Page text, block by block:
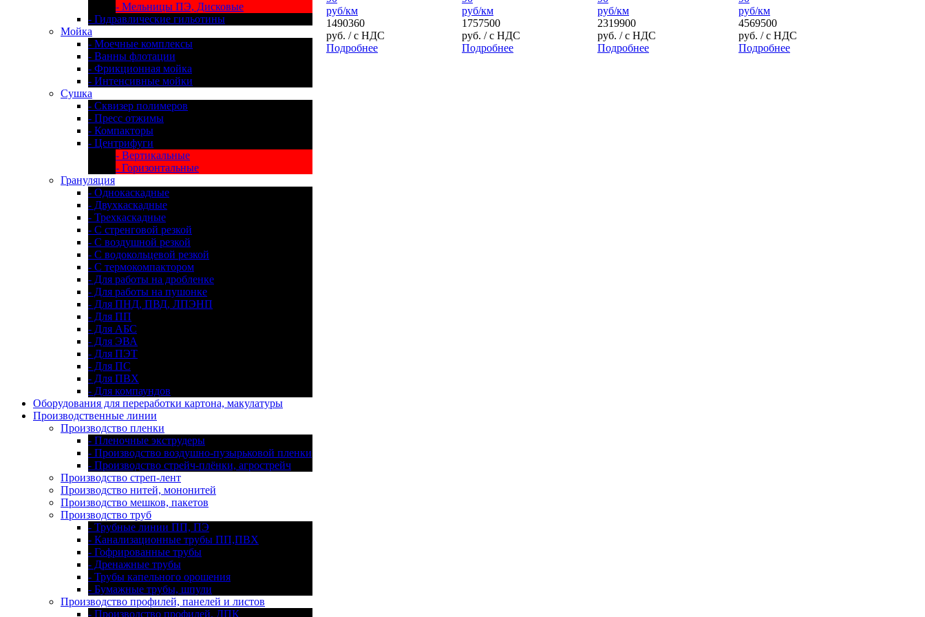
- Мельницы ПЭ, Дисковые
- Гидравлические гильотины
Мойка
- Моечные комплексы
- Ванны флотации
- Фрикционная мойка
- Интенсивные мойки
Сушка
- Сквизер полимеров
- Пресс отжимы
- Компакторы
- Центрифуги
- Вертикальные
- Горизонтальные
Грануляция
- Однокаскадные
- Двухкаскадные
- Трехкаскадные
- С стренговой резкой
- С воздушной резкой
- С водокольцевой резкой
- С термокомпактором
- Для работы на дробленке
- Для работы на пушонке
- Для ПНД, ПВД, ЛПЭНП
- Для ПП
- Для АБС
- Для ЭВА
- Для ПЭТ
- Для ПС
- Для ПВХ
- Для компаундов
Оборудования для переработки картона, макулатуры
Производственные линии
Производство пленки
- Пленочные экструдеры
- Производство воздушно-пузырьковой пленки
- Производство стрейч-плёнки, агрострейч
Производство стреп-лент
Производство нитей, мононитей
Производство мешков, пакетов
Производство труб
- Трубные линии ПП, ПЭ
- Канализационные трубы ПП,ПВХ
- Гофрированные трубы
- Дренажные трубы
- Трубы капельного орошения
- Бумажные трубы, шпули
Производство профилей, панелей и листов
- Производство профилей, ДПК
руб/км
1490360
руб. / с НДС
Подробнее
руб/км
1757500
руб. / с НДС
Подробнее
руб/км
2319900
руб. / с НДС
Подробнее
руб/км
4569500
руб. / с НДС
Подробнее